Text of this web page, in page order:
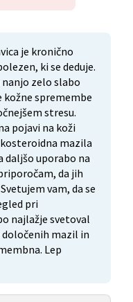
je kronično
ki se deduje.
zelo slabo
kožne spremembe
stresu.
pojavi na koži
mazila
daljšo uporabo na
da jih
vam, da se
pri
najlažje svetoval
mazil in
Lep